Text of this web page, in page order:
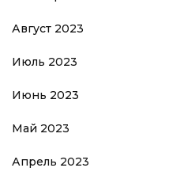
Август 2023
Июль 2023
Июнь 2023
Май 2023
Апрель 2023